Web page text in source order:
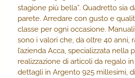
stagione più bella”. Quadretto sia
parete. Arredare con gusto e
classe per ogni occasione.
sono i valori che, da oltre 40 anni,
l’azienda Acca, specializzata nella
realizzazione di articoli da regalo
dettagli in Argento 925 millesimi,